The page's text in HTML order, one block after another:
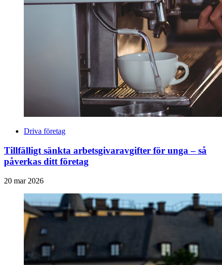
Driva företag
Tillfälligt sänkta arbetsgivaravgifter för unga – så
påverkas ditt företag
20 mar 2026